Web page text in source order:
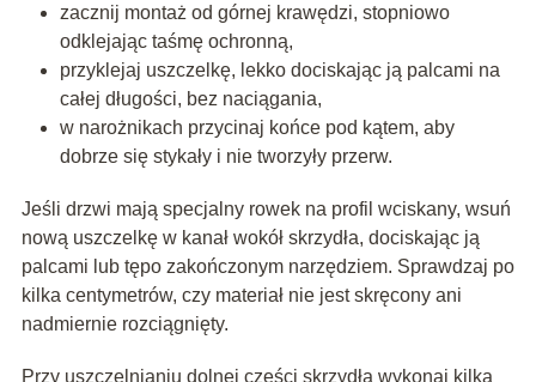
zacznij montaż od górnej krawędzi, stopniowo
odklejając taśmę ochronną,
przyklejaj uszczelkę, lekko dociskając ją palcami na
całej długości, bez naciągania,
w narożnikach przycinaj końce pod kątem, aby
dobrze się stykały i nie tworzyły przerw.
Jeśli drzwi mają specjalny rowek na profil wciskany, wsuń
nową uszczelkę w kanał wokół skrzydła, dociskając ją
palcami lub tępo zakończonym narzędziem. Sprawdzaj po
kilka centymetrów, czy materiał nie jest skręcony ani
nadmiernie rozciągnięty.
Przy uszczelnianiu dolnej części skrzydła wykonaj kilka